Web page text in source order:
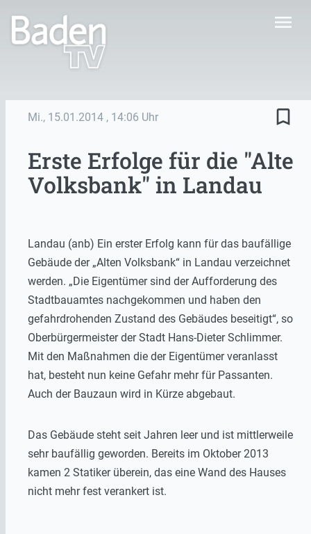
menu
Mi., 15.01.2014 , 14:06 Uhr bookmark_border
Erste Erfolge für die "Alte
Volksbank" in Landau
Landau (anb) Ein erster Erfolg kann für das baufällige
Gebäude der „Alten Volksbank“ in Landau verzeichnet
werden. „Die Eigentümer sind der Aufforderung des
Stadtbauamtes nachgekommen und haben den
gefahrdrohenden Zustand des Gebäudes beseitigt“, so
Oberbürgermeister der Stadt Hans-Dieter Schlimmer.
Mit den Maßnahmen die der Eigentümer veranlasst
hat, besteht nun keine Gefahr mehr für Passanten.
Auch der Bauzaun wird in Kürze abgebaut.
Das Gebäude steht seit Jahren leer und ist mittlerweile
sehr baufällig geworden. Bereits im Oktober 2013
kamen 2 Statiker überein, das eine Wand des Hauses
nicht mehr fest verankert ist.